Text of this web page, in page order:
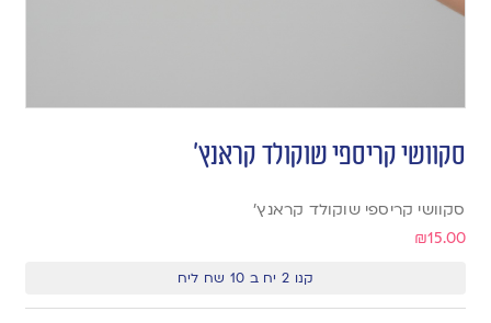
סקוושי קריספי שוקולד קראנץ’
סקוושי קריספי שוקולד קראנץ’
₪15.00
קנו 2 יח ב 10 שח ליח